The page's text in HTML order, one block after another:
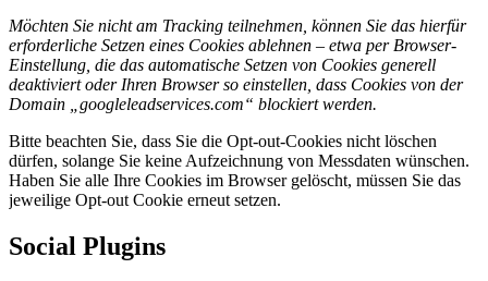
Möchten Sie nicht am Tracking teilnehmen, können Sie das hierfür
erforderliche Setzen eines Cookies ablehnen – etwa per Browser-
Einstellung, die das automatische Setzen von Cookies generell
deaktiviert oder Ihren Browser so einstellen, dass Cookies von der
Domain „googleleadservices.com“ blockiert werden.
Bitte beachten Sie, dass Sie die Opt-out-Cookies nicht löschen
dürfen, solange Sie keine Aufzeichnung von Messdaten wünschen.
Haben Sie alle Ihre Cookies im Browser gelöscht, müssen Sie das
jeweilige Opt-out Cookie erneut setzen.
Social Plugins